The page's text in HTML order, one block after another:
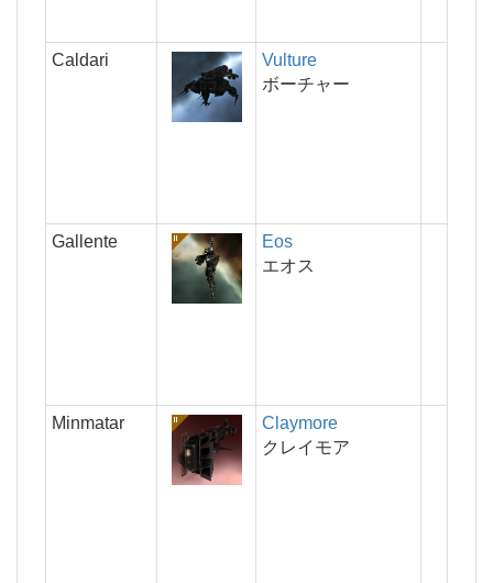
Caldari
Vulture
ボーチャー
Gallente
Eos
エオス
Minmatar
Claymore
クレイモア